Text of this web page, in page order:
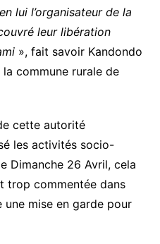
lui l’organisateur de la
leur libération
», fait savoir Kandondo
commune rurale de
cette autorité
les activités socio-
Dimanche 26 Avril, cela
trop commentée dans
une mise en garde pour